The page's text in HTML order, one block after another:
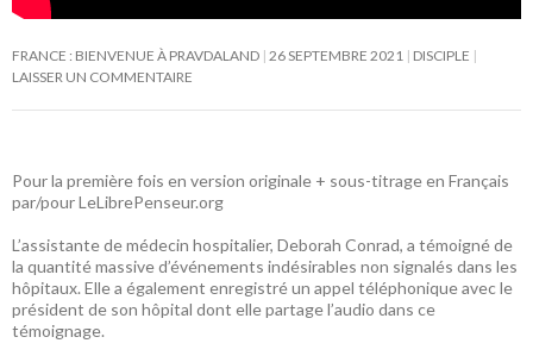
FRANCE : BIENVENUE À PRAVDALAND 26 SEPTEMBRE 2021 DISCIPLE
LAISSER UN COMMENTAIRE
Pour la première fois en version originale + sous-titrage en Français
par/pour LeLibrePenseur.org
L’assistante de médecin hospitalier, Deborah Conrad, a témoigné de
la quantité massive d’événements indésirables non signalés dans les
hôpitaux. Elle a également enregistré un appel téléphonique avec le
président de son hôpital dont elle partage l’audio dans ce
témoignage.